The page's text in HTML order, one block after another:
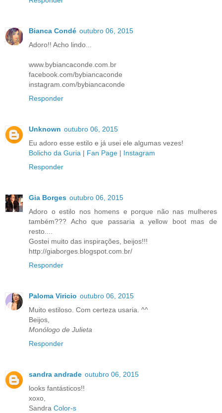
Bianca Condé outubro 06, 2015
Adoro!! Acho lindo...
www.bybiancaconde.com.br
facebook.com/bybiancaconde
instagram.com/bybiancaconde
Responder
Unknown outubro 06, 2015
Eu adoro esse estilo e já usei ele algumas vezes!
Bolicho da Guria | Fan Page | Instagram
Responder
Gia Borges outubro 06, 2015
Adoro o estilo nos homens e porque não nas mulheres
também??? Acho que passaria a yellow boot mas de
resto....
Gostei muito das inspirações, beijos!!!
http://giaborges.blogspot.com.br/
Responder
Paloma Viricio outubro 06, 2015
Muito estiloso. Com certeza usaria. ^^
Beijos,
Monólogo de Julieta
Responder
sandra andrade outubro 06, 2015
looks fantásticos!!
xoxo,
Sandra Color-s